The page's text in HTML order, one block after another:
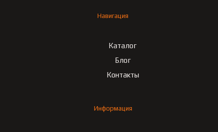
Навигация
Каталог
Блог
Контакты
Информация